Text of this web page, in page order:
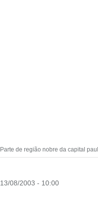
Parte de região nobre da capital
13/08/2003 - 10:00